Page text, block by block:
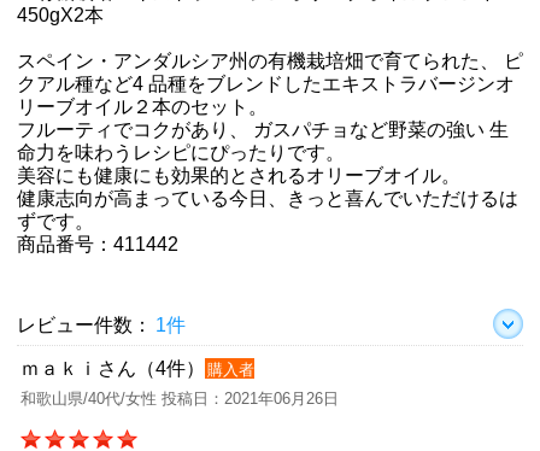
450gX2本
スペイン・アンダルシア州の有機栽培畑で育てられた、 ピ
クアル種など4 品種をブレンドしたエキストラバージンオ
リーブオイル２本のセット。
フルーティでコクがあり、 ガスパチョなど野菜の強い 生
命力を味わうレシピにぴったりです。
美容にも健康にも効果的とされるオリーブオイル。
健康志向が高まっている今日、きっと喜んでいただけるは
ずです。
商品番号：411442
レビュー件数： 1件
ｍａｋｉさん（4件）
購入者
和歌山県/40代/女性 投稿日：2021年06月26日